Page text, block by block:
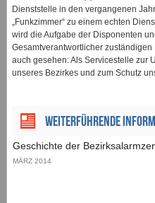
Dienststelle in den vergangenen
„Funkzimmer“ zu einem echten
wird die Aufgabe der Disponenten
Gesamtverantwortlicher
auch gesehen: Als Servicestelle zur
unseres Bezirkes und zum Schutz
Weiterführende
Geschichte der
MÄRZ 2014